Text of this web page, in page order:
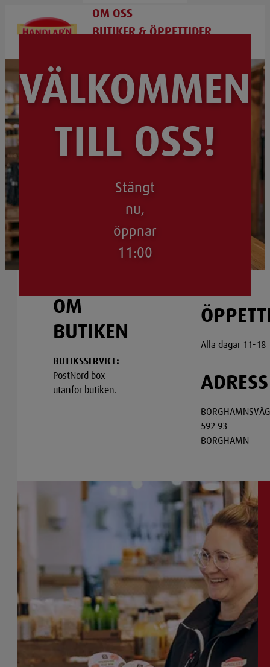
OM OSS
BUTIKER & ÖPPETTIDER
VÄLKOMMEN
TILL OSS!
Stängt
nu,
öppnar
11:00
OM
BUTIKEN
BUTIKSSERVICE:
PostNord box
utanför butiken.
Alla dagar 11-18
ADRESS
592 93
BORGHAMN